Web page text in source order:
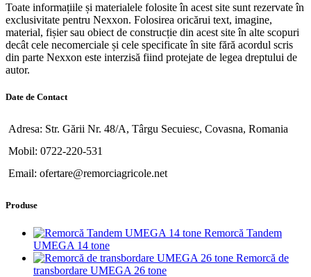
Toate informațiile și materialele folosite în acest site sunt rezervate în
exclusivitate pentru Nexxon. Folosirea oricărui text, imagine,
material, fișier sau obiect de construcție din acest site în alte scopuri
decât cele necomerciale și cele specificate în site fără acordul scris
din parte Nexxon este interzisă fiind protejate de legea dreptului de
autor.
Date de Contact
Adresa: Str. Gării Nr. 48/A, Târgu Secuiesc, Covasna, Romania
Mobil: 0722-220-531
Email: ofertare@remorciagricole.net
Produse
Remorcă Tandem
UMEGA 14 tone
Remorcă de
transbordare UMEGA 26 tone